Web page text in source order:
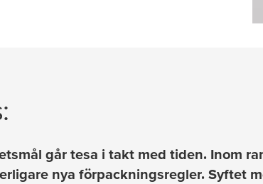
går tesa i takt med tiden. Inom
nya förpackningsregler. Syftet